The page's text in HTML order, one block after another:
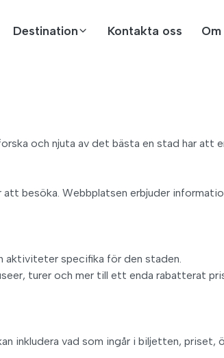
Destination Kontakta oss
och njuta av det bästa en stad har att
att besöka. Webbplatsen erbjuder
aktiviteter specifika för den staden.
turer och mer till ett enda rabatterat
inkludera vad som ingår i biljetten, priset,